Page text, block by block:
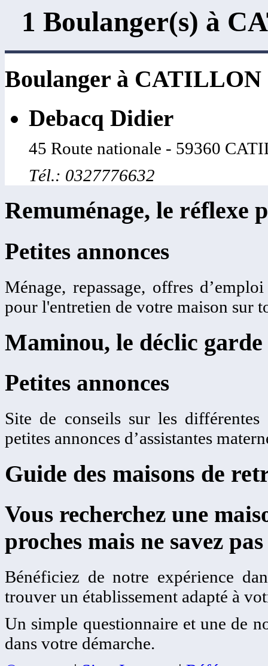
1 Boulanger(s) à
Boulanger à CATILLON
Debacq Didier
45 Route nationale - 59360
Tél.: 0327776632
Remuménage, le réflexe
Petites annonces
Ménage, repassage, offres
pour l'entretien de votre maison sur
Maminou, le déclic
Petites annonces
Site de conseils sur les
petites annonces d’assistantes
Guide des maisons de
Vous recherchez une
proches mais ne savez
Bénéficiez de notre expérience
trouver un établissement adapté à
Un simple questionnaire et une de
dans votre démarche.